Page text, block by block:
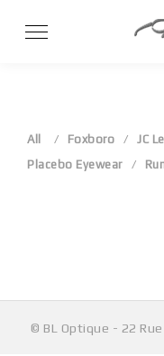
All Foxboro JC
Placebo Eyewear
© BL Optique - 22